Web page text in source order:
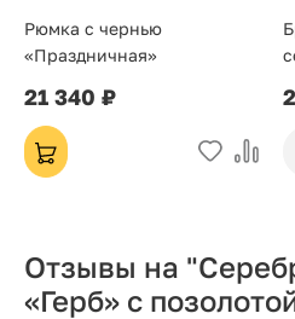
Рюмка с чернью
«Праздничная»
21 340 ₽
Отзывы на
«Герб» с